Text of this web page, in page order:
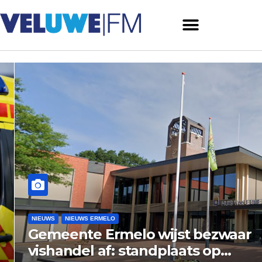
NIEUWS NIEUWS ERMELO
Gemeente Ermelo wijst bezwaar
vishandel af: standplaats op